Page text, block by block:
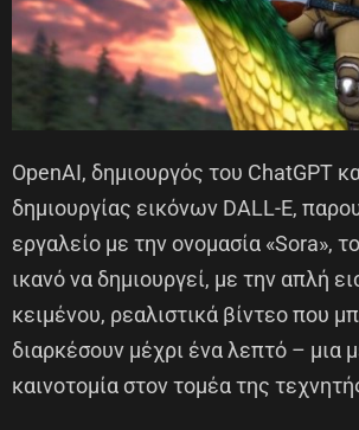
OpenAI, δημιουργός του ChatGPT
δημιουργίας εικόνων DALL-E,
εργαλείο με την ονομασία «Sora»,
ικανό να δημιουργεί, με την απλή
κειμένου, ρεαλιστικά βίντεο που
διαρκέσουν μέχρι ένα λεπτό – μια
καινοτομία στον τομέα της